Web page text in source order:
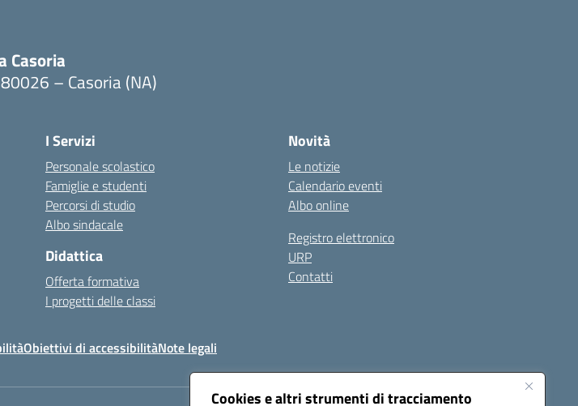
Cookies e altri strumenti di tracciamento
Casoria
– Casoria (NA)
I Servizi
Personale scolastico
Famiglie e studenti
Percorsi di studio
Albo sindacale
Didattica
Offerta formativa
I progetti delle classi
Novità
Le notizie
Calendario eventi
Albo online
Registro elettronico
URP
Contatti
Obiettivi di accessibilitàNote legali